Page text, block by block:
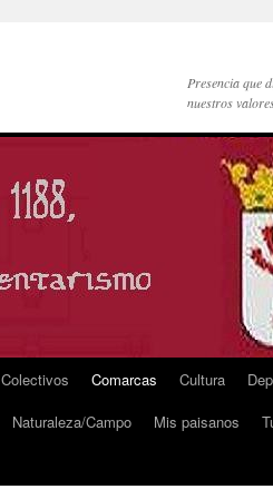
Presencia que
nuestros
Colectivos Comarcas Cultura
Naturaleza/Campo Mis paisanos